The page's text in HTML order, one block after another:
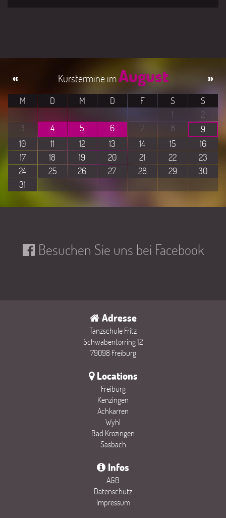
August
« »
M D M D F S
S
1
2
3
4 5 6 7 8
9
10
11 12 13 14 15
16
17
18 19 20 21 22
23
24
25 26 27 28 29
30
31
Besuchen Sie uns bei Facebook
Adresse
Tanzschule Fritz
Schwabentorring 12
79098 Freiburg
Locations
Freiburg
Kenzingen
Achkarren
Wyhl
Bad Krozingen
Sasbach
Infos
AGB
Datenschutz
Impressum